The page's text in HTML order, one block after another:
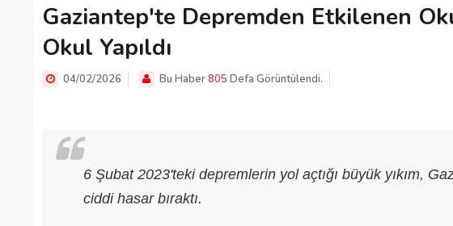
Gaziantep'te Depremden Etkilenen
Okul Yapıldı
04/02/2026 Bu Haber805 Defa Görüntülendi.
6 Şubat 2023'teki depremlerin yol açtığı büyük yıkım,
ciddi hasar bıraktı.